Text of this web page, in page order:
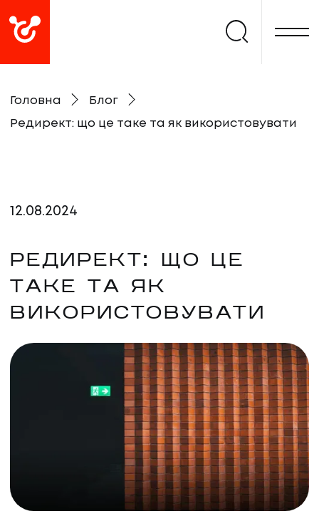
Головна Блог
Редирект: що це таке та як використовувати
12.08.2024
РЕДИРЕКТ: ЩО ЦЕ
ТАКЕ ТА ЯК
ВИКОРИСТОВУВАТИ